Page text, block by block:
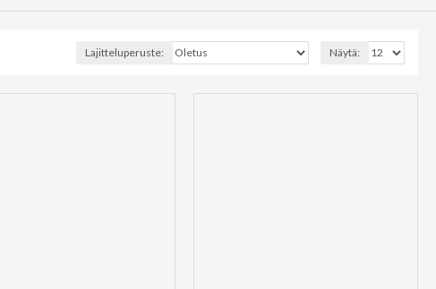
Lajitteluperuste: Näytä: